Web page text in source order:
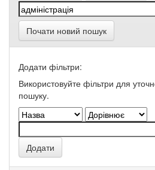
Почати новий пошук
Додати фільтри:
Використовуйте фільтри для
пошуку.